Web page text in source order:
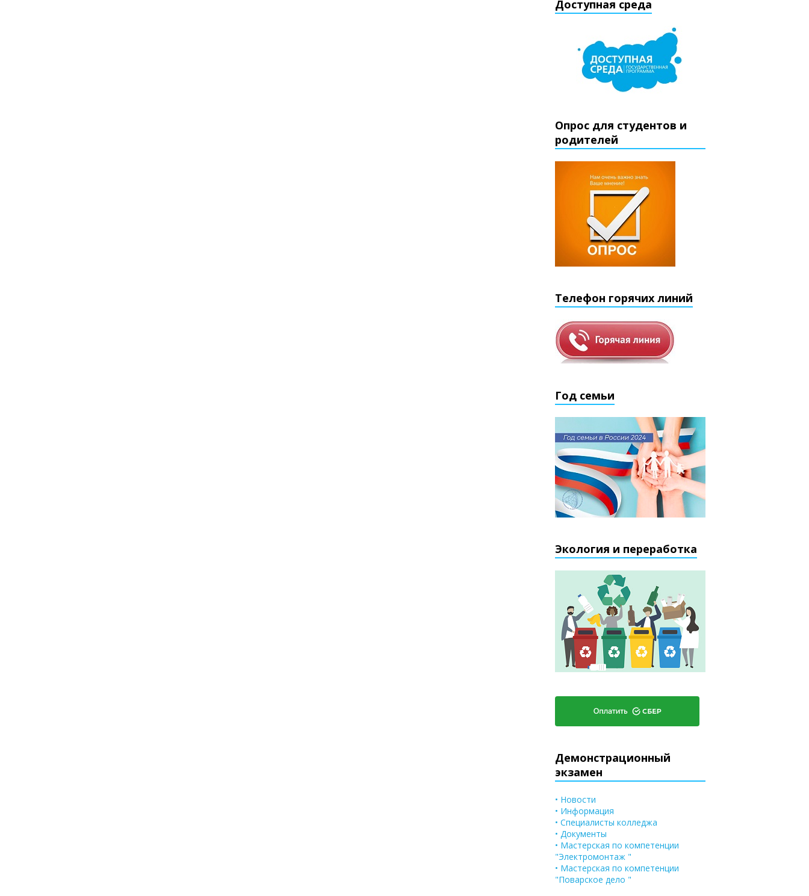
Доступная среда
Опрос для студентов и
родителей
Телефон горячих линий
Год семьи
Экология и переработка
Демонстрационный
экзамен
• Новости
• Информация
• Специалисты колледжа
• Документы
• Мастерская по компетенции
"Электромонтаж "
• Мастерская по компетенции
"Поварское дело "